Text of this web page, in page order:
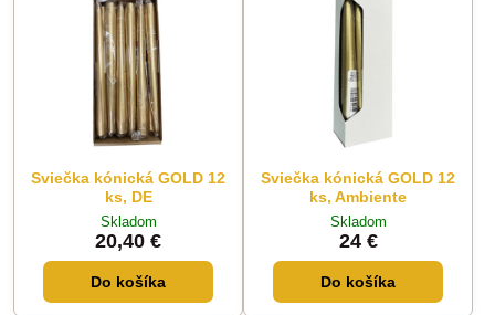
Sviečka kónická GOLD 12
ks, DE
Skladom
20,40 €
Do košíka
Sviečka kónická GOLD 12
ks, Ambiente
Skladom
24 €
Do košíka